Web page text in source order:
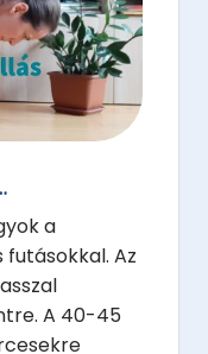
a
Az
A 40-45